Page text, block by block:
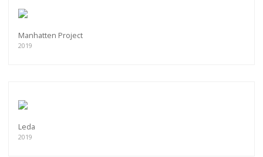
Manhatten Project
2019
Leda
2019